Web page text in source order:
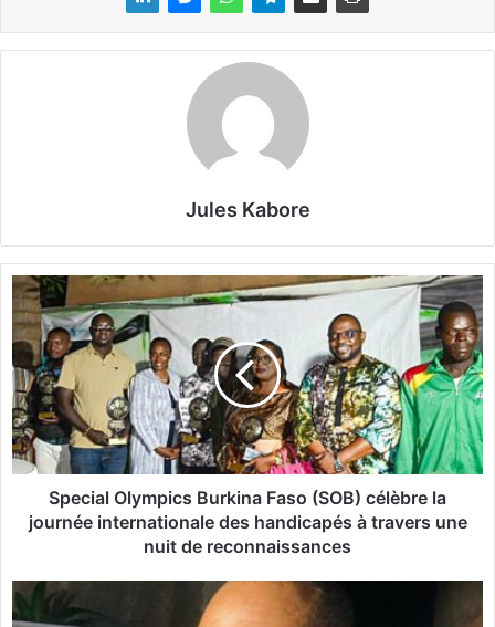
Jules Kabore
S
p
e
i
a
l
O
l
c
s
Special Olympics Burkina Faso (SOB) célèbre la
journée internationale des handicapés à travers une
nuit de reconnaissances
B
u